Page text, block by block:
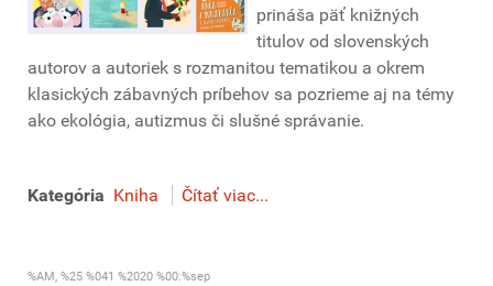
prináša päť knižných
titulov od slovenských
autorov a autoriek s rozmanitou tematikou a okrem
klasických zábavných príbehov sa pozrieme aj na témy
ako ekológia, autizmus či slušné správanie.
Kategória Kniha Čítať viac...
%AM, %25 %041 %2020 %00:%sep